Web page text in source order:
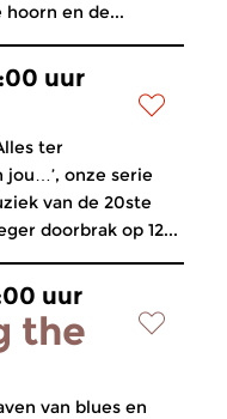
hoorn en de...
uur
ter
jou…’, onze serie
van de 20ste
doorbrak op 12...
uur
the
van blues en